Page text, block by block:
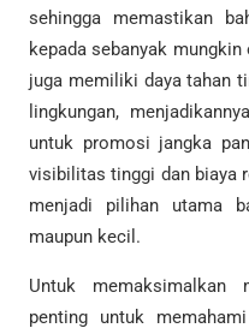
sehingga memastikan
kepada sebanyak
juga memiliki daya tahan
lingkungan,
untuk promosi jangka
visibilitas tinggi dan biaya
menjadi pilihan utama
maupun kecil.
Untuk memaksimalkan
penting untuk